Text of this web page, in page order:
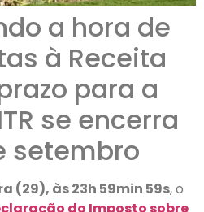
a hora de
à Receita
para a
se encerra
setembro
(29), às 23h 59min 59s, o